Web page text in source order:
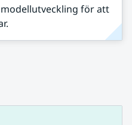
för att